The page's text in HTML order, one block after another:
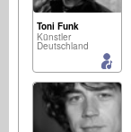
Toni Funk
Künstler
Deutschland